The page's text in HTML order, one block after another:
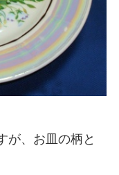
が、お皿の柄と